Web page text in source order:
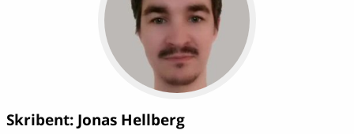
Skribent: Jonas Hellberg